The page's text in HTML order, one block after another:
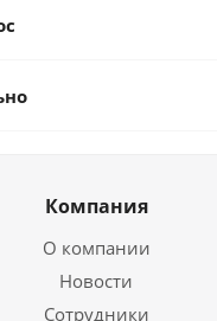
Компания
О компании
Новости
Сотрудники